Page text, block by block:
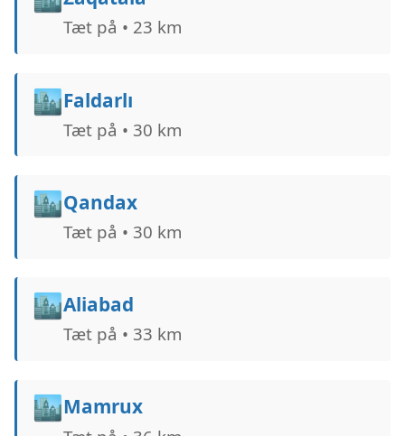
Tæt på • 23 km
🏙️Faldarlı
Tæt på • 30 km
🏙️Qandax
Tæt på • 30 km
🏙️Aliabad
Tæt på • 33 km
🏙️Mamrux